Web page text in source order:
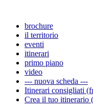
brochure
il territorio
eventi
itinerari
primo piano
video
--- nuova scheda ---
Itinerari consigliati
Crea il tuo itinerario